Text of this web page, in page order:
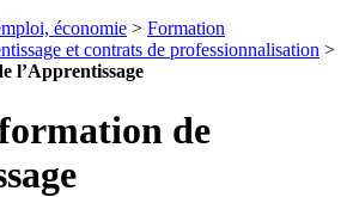
économie > Formation
et contrats de professionnalisation >
l’Apprentissage
de